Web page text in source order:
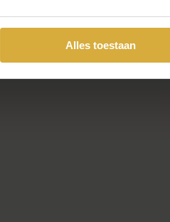
Alles toestaan